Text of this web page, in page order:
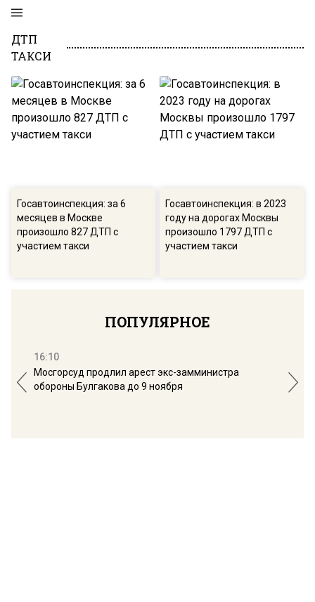
ДТП
ТАКСИ
Госавтоинспекция: за 6
месяцев в Москве
произошло 827 ДТП с
участием такси
Госавтоинспекция: в 2023
году на дорогах Москвы
произошло 1797 ДТП с
участием такси
ПОПУЛЯРНОЕ
16:10
Мосгорсуд продлил арест экс-замминистра
обороны Булгакова до 9 ноября